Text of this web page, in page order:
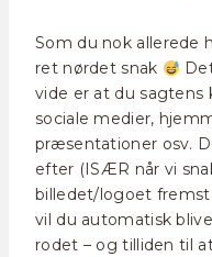
Som du nok allerede
ret nørdet snak
vide er at du sagtens
sociale medier,
præsentationer osv.
efter (ISÆR når vi
billedet/logoet
vil du automatisk
rodet – og tilliden til